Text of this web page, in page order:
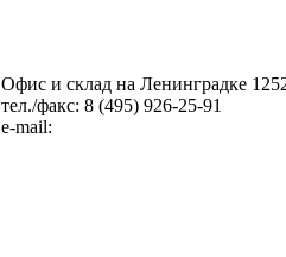
Офис и склад на Ленинградке
тел./факс: 8 (495) 926-25-91
e-mail: